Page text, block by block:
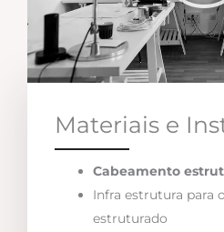
Materiais e
Cabeamento
Infra estrutura para
estruturado